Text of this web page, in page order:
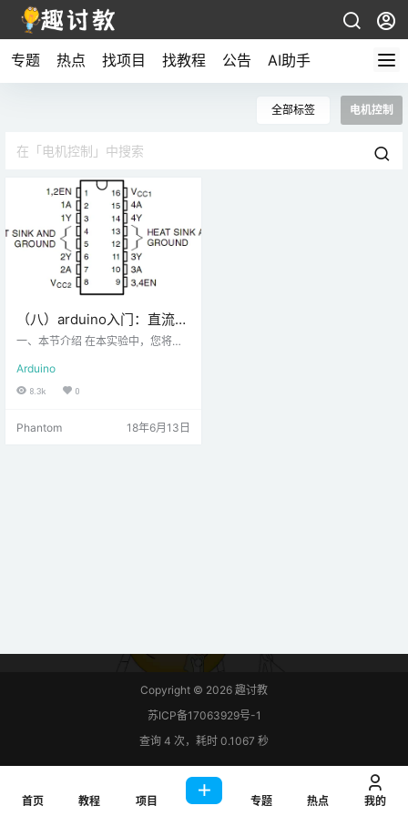
专题 热点 找项目 找教程 公告 AI助手
全部标签 电机控制
（八）arduino入门：直流电
机控制
一、本节介绍 在本实验中，您将学
ounder Uno板控制小型直流（DC）
电机的方向和速度。为了使初学者
备 1 *小型直流电机 1 * L293D 1 * A
Arduino
8.3k 0
Phantom 18年6月13日
Copyright © 2026 趣讨教
苏ICP备17063929号-1
查询 4 次，耗时 0.1067 秒
首页 教程 项目 专题 热点 我的